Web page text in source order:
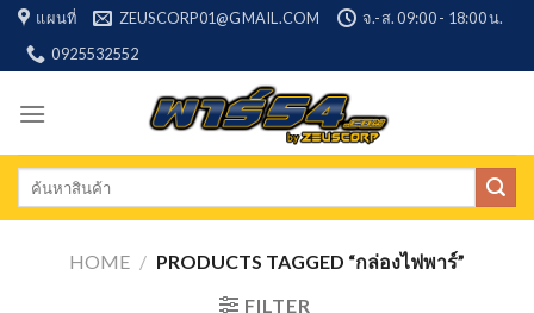
Skip
content
แผนที่ ZEUSCORP01@GMAIL.COM
จ.-ส. 09:00 - 18:00 น.
0925532552
Search
HOME / PRODUCTS TAGGED “กล่องไฟพาร์”
FILTER